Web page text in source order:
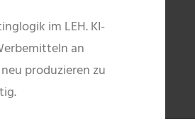
im LEH. KI-
an
produzieren zu